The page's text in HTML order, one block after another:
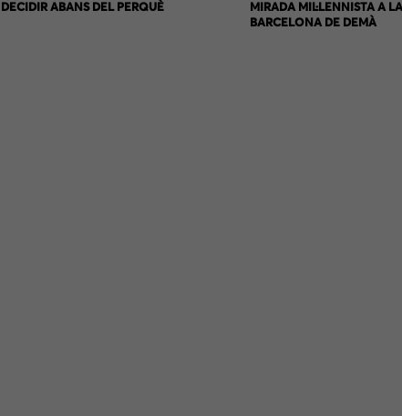
DECIDIR ABANS DEL PERQUÈ
MIRADA MIL·LENNISTA A
BARCELONA DE DEMÀ